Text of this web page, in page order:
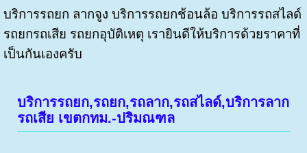
บริการรถยก ลากจูง บริการรถยกช้อนล้อ บริการรถสไลด์
รถยกรถเสีย รถยกอุบัติเหตุ เรายินดีให้บริการด้วยราคาที่
เป็นกันเองครับ
บริการรถยก,รถยก,รถลาก,รถสไลด์,บริการลาก
รถเสีย เขตกทม.-ปริมณฑล